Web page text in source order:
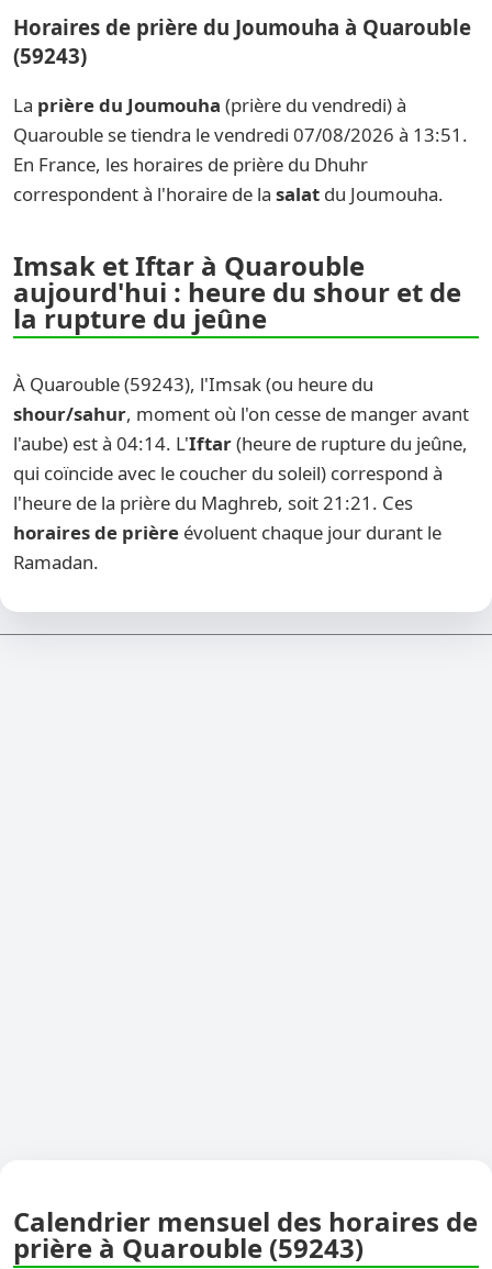
Horaires de prière du Joumouha à Quarouble
(59243)
La prière du Joumouha (prière du vendredi) à
Quarouble se tiendra le vendredi 07/08/2026 à 13:51.
En France, les horaires de prière du Dhuhr
correspondent à l'horaire de la salat du Joumouha.
Imsak et Iftar à Quarouble
aujourd'hui : heure du shour et de
la rupture du jeûne
À Quarouble (59243), l'Imsak (ou heure du
shour/sahur, moment où l'on cesse de manger avant
l'aube) est à 04:14. L'Iftar(heure de rupture du jeûne,
qui coïncide avec le coucher du soleil) correspond à
l'heure de la prière du Maghreb, soit 21:21. Ces
horaires de prière évoluent chaque jour durant le
Ramadan.
Calendrier mensuel des horaires de
prière à Quarouble (59243)